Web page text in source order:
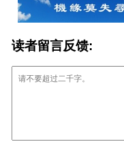
读者留言反馈: